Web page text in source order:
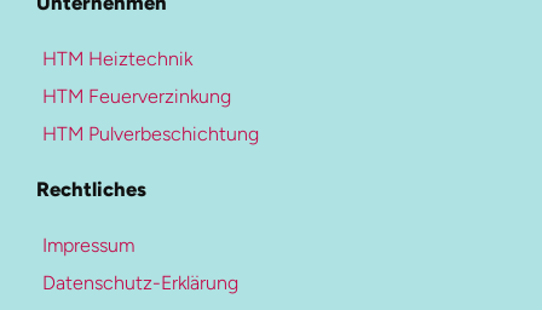
HTM Heiztechnik
HTM Feuerverzinkung
HTM Pulverbeschichtung
Rechtliches
Impressum
Datenschutz-Erklärung
Farben- und Oberflächen
Qualitätskontrolle
Diese Seite teilen
Mehr zur Heiztechnik
Heiztechnik
Blockheizkraftwerke
Heizungen
Kältetechnik
Klimaanlagen